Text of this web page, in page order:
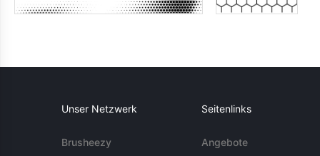
Unser Netzwerk
Brusheezy
Seitenlinks
Angebote